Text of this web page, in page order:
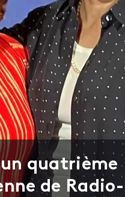
quatrième
de Radio-